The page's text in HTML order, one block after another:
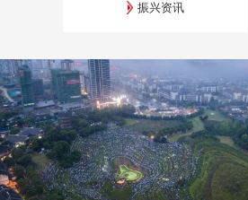
振兴资讯